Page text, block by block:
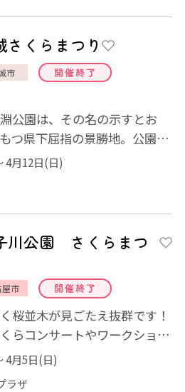
さくらまつり
市 開催終了
公園は、その名の示すとお
つ県下屈指の景勝地。公園の
横切り、その両岸にピ...
4月12日(日)
川公園 さくらまつ
市 開催終了
桜並木が見ごたえ抜群です！
らコンサートやワークショッ
など大人から子ど...
4月5日(日)
ラザ